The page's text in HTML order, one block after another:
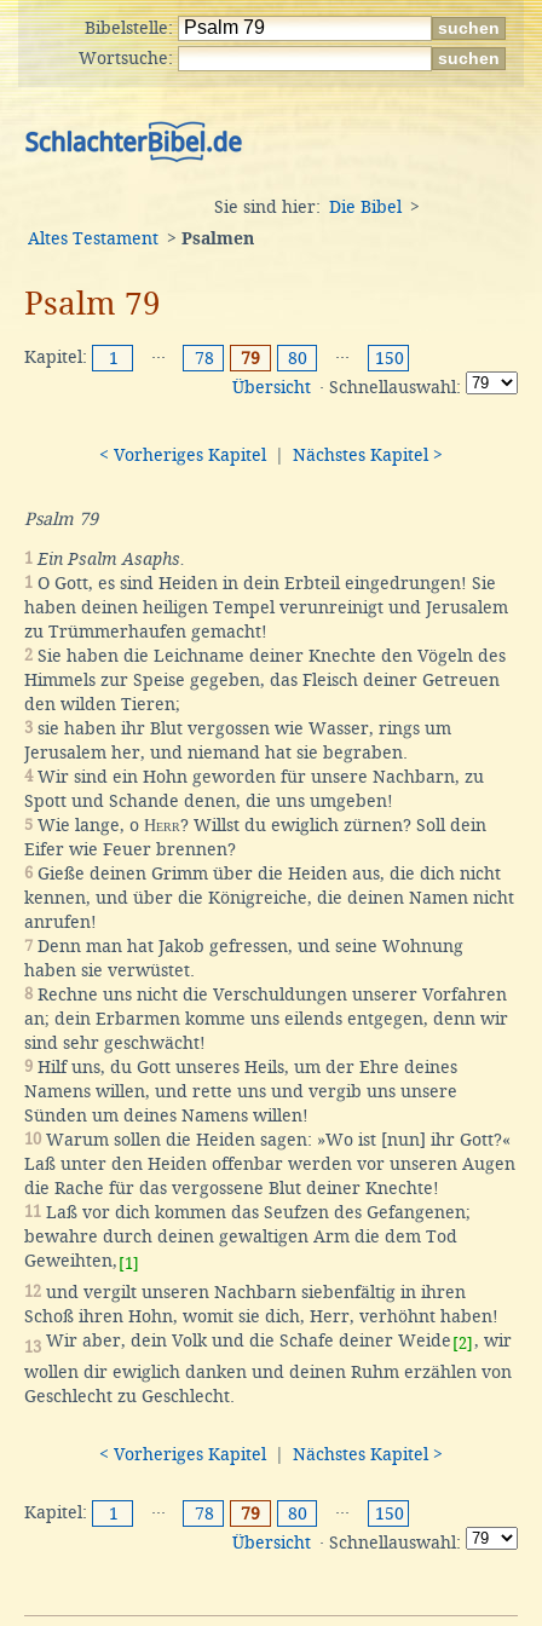
Bibelstelle:
Wortsuche:
Sie sind hier: Die Bibel
>
Altes Testament > Psalmen
Psalm 79
Kapitel: 1 ··· 78 79 80 ···
150
Übersicht · Schnellauswahl:
< Vorheriges Kapitel Nächstes Kapitel >
Psalm 79
1 Ein Psalm Asaphs.
1 O Gott, es sind Heiden in dein Erbteil eingedrungen! Sie
haben deinen heiligen Tempel verunreinigt und Jerusalem
zu Trümmerhaufen gemacht!
2 Sie haben die Leichname deiner Knechte den Vögeln des
Himmels zur Speise gegeben, das Fleisch deiner Getreuen
den wilden Tieren;
3 sie haben ihr Blut vergossen wie Wasser, rings um
Jerusalem her, und niemand hat sie begraben.
4Wir sind ein Hohn geworden für unsere Nachbarn, zu
Spott und Schande denen, die uns umgeben!
5 Wie lange, o Herr? Willst du ewiglich zürnen? Soll dein
Eifer wie Feuer brennen?
6 Gieße deinen Grimm über die Heiden aus, die dich nicht
kennen, und über die Königreiche, die deinen Namen nicht
anrufen!
7 Denn man hat Jakob gefressen, und seine Wohnung
haben sie verwüstet.
8 Rechne uns nicht die Verschuldungen unserer Vorfahren
an; dein Erbarmen komme uns eilends entgegen, denn wir
sind sehr geschwächt!
9 Hilf uns, du Gott unseres Heils, um der Ehre deines
Namens willen, und rette uns und vergib uns unsere
Sünden um deines Namens willen!
10 Warum sollen die Heiden sagen: »Wo ist [nun] ihr Gott?«
Laß unter den Heiden offenbar werden vor unseren Augen
die Rache für das vergossene Blut deiner Knechte!
11 Laß vor dich kommen das Seufzen des Gefangenen;
bewahre durch deinen gewaltigen Arm die dem Tod
Geweihten, [1]
12 und vergilt unseren Nachbarn siebenfältig in ihren
Schoß ihren Hohn, womit sie dich, Herr, verhöhnt haben!
13 Wir aber, dein Volk und die Schafe deiner Weide [2] , wir
wollen dir ewiglich danken und deinen Ruhm erzählen von
Geschlecht zu Geschlecht.
< Vorheriges Kapitel Nächstes Kapitel >
Kapitel: 1 ··· 78 79 80 ···
150
Übersicht · Schnellauswahl: